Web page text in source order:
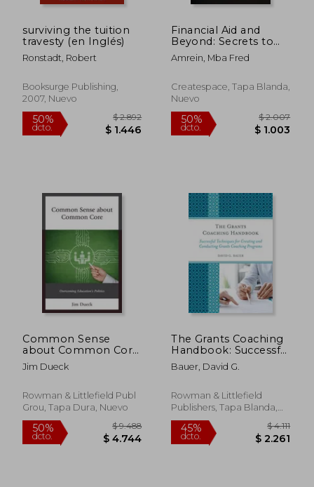
50% 50%
50%
dcto.
$ 4.499 15%
dcto.
surviving the tuition
travesty (en Inglés)
Ronstadt, Robert
Booksurge Publishing,
2007, Nuevo
Financial Aid and
Beyond: Secrets to
College Affordability
(en Inglés)
Amrein, Mba Fred
Createspace, Tapa Blanda,
Nuevo
Common Sense
about Common Core:
Overcoming
Education's Politics
Jim Dueck
Rowman & Littlefield Publ
Grou, Tapa Dura, Nuevo
The Grants Coaching
Handbook: Successful
Techniques for
Creating and
Coaching Programs
(en Inglés)
Bauer, David G.
Rowman & Littlefield
Publishers, Tapa Blanda,
Nuevo